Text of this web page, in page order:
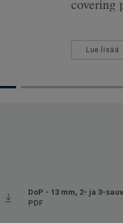
covering
Lue lisää
DoP - 13 mm, 2- ja 3-
PDF